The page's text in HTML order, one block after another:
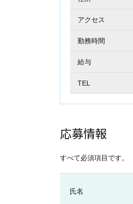
アクセス
勤務時間
給与
TEL
応募情報
すべて必須項目です。
氏名